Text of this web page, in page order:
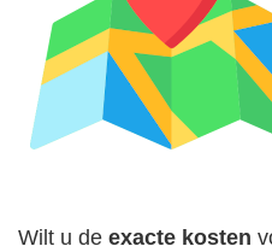
Wilt u de exacte kosten